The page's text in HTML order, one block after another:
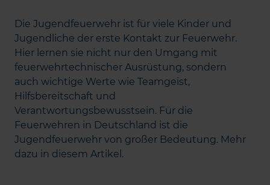
Die Jugendfeuerwehr ist für viele Kinder und
Jugendliche der erste Kontakt zur Feuerwehr.
Hier lernen sie nicht nur den Umgang mit
feuerwehrtechnischer Ausrüstung, sondern
auch wichtige Werte wie Teamgeist,
Hilfsbereitschaft und
Verantwortungsbewusstsein. Für die
Feuerwehren in Deutschland ist die
Jugendfeuerwehr von großer Bedeutung. Mehr
dazu in diesem Artikel.